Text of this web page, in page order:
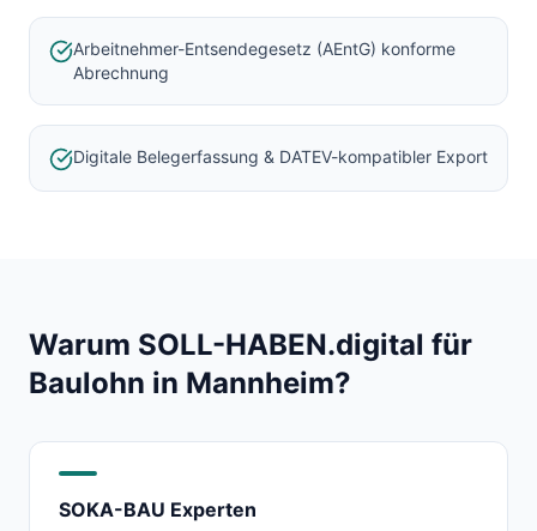
Arbeitnehmer-Entsendegesetz (AEntG) konforme
Abrechnung
Digitale Belegerfassung & DATEV-kompatibler Export
Warum SOLL-HABEN.digital für
Baulohn in Mannheim?
SOKA-BAU Experten